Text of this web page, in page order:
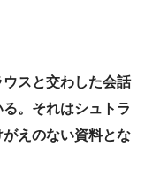
スと交わした会話
。それはシュトラ
えのない資料とな